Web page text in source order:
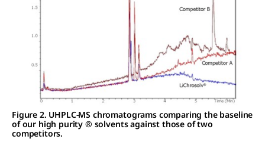
Figure 2. UHPLC-MS chromatograms comparing the baseline
of our high purity ® solvents against those of two
competitors.